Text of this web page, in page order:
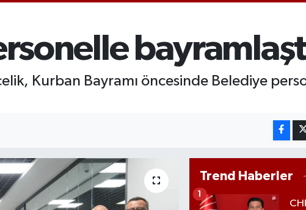
BİST100
13.779
64.944,08
%-0.18
Kurban Bayramı öncesinde Belediye
Trend Haberler
1